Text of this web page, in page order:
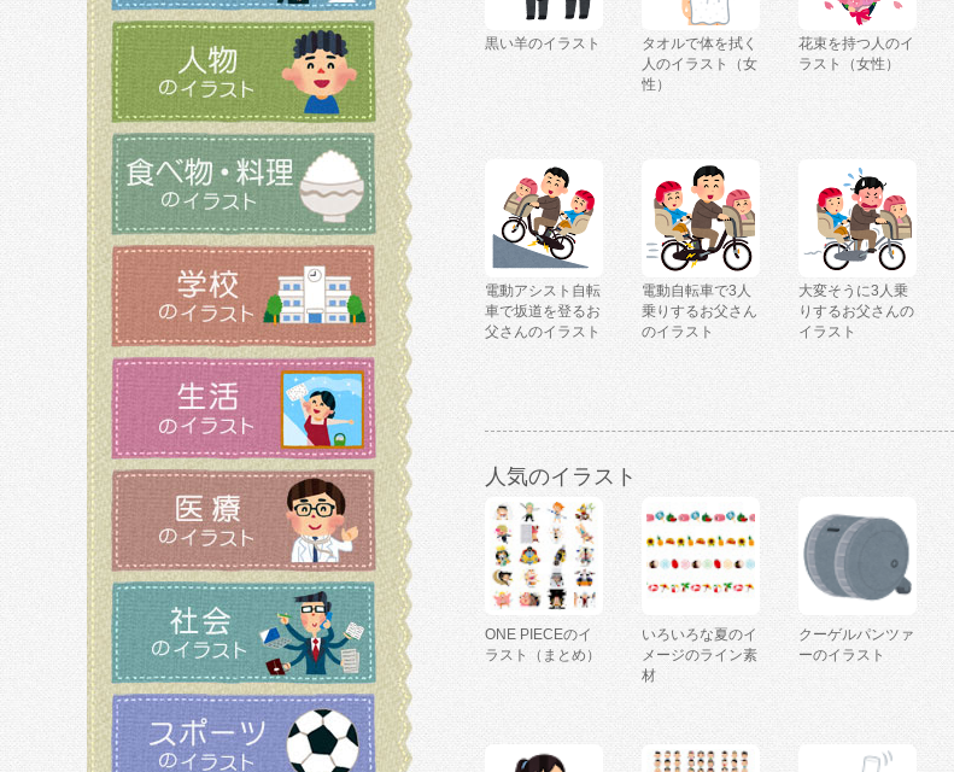
黒い羊のイラスト
タオルで体を拭く
人のイラスト（女
性）
花束を持つ人のイ
ラスト（女性）
電動アシスト自転
車で坂道を登るお
父さんのイラスト
電動自転車で3人
乗りするお父さん
のイラスト
大変そうに3人乗
りするお父さんの
イラスト
人気のイラスト
ONE PIECEのイ
ラスト（まとめ）
いろいろな夏のイ
メージのライン素
材
クーゲルパンツァ
ーのイラスト